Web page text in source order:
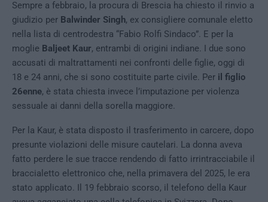
Sempre a febbraio, la procura di Brescia ha chiesto il rinvio a
giudizio per Balwinder Singh, ex consigliere comunale eletto
nella lista di centrodestra “Fabio Rolfi Sindaco”. E per la
moglie Baljeet Kaur, entrambi di origini indiane. I due sono
accusati di maltrattamenti nei confronti delle figlie, oggi di
18 e 24 anni, che si sono costituite parte civile. Per il figlio
26enne, è stata chiesta invece l’imputazione per violenza
sessuale ai danni della sorella maggiore.
Per la Kaur, è stata disposto il trasferimento in carcere, dopo
presunte violazioni delle misure cautelari. La donna aveva
fatto perdere le sue tracce rendendo di fatto irrintracciabile il
braccialetto elettronico che, nella primavera del 2025, le era
stato applicato. Il 19 febbraio scorso, il telefono della Kaur